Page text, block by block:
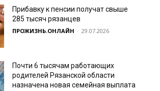
Прибавку к пенсии получат свыше
285 тысяч рязанцев
ПРОЖИЗНЬ.ОНЛАЙН - 29.07.2026
Почти 6 тысячам работающих
родителей Рязанской области
назначена новая семейная выплата